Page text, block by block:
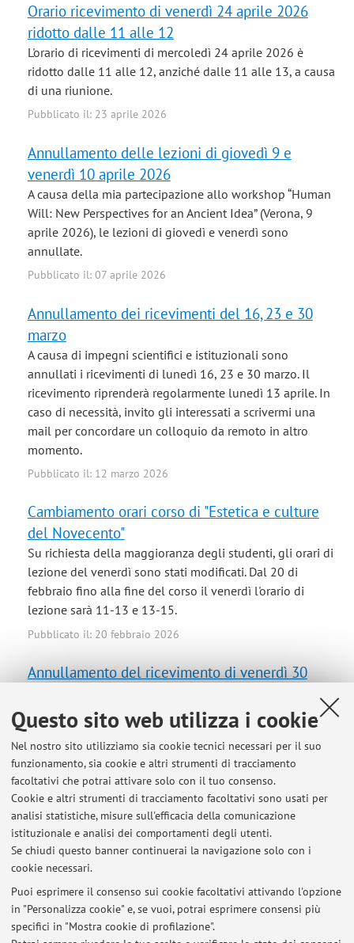
Questo sito web utilizza i cookie
Nel nostro sito utilizziamo sia cookie tecnici necessari per il suo
funzionamento, sia cookie e altri strumenti di tracciamento
facoltativi che potrai attivare solo con il tuo consenso.
Cookie e altri strumenti di tracciamento facoltativi sono usati per
analisi statistiche, misure sull'efficacia della comunicazione
istituzionale e analisi dei comportamenti degli utenti.
Se chiudi questo banner continuerai la navigazione solo con i
cookie necessari.
Puoi esprimere il consenso sui cookie facoltativi attivando l'opzione
in "Personalizza cookie" e, se vuoi, potrai esprimere consensi più
specifici in "Mostra cookie di profilazione".
Orario ricevimento di venerdì 24 aprile 2026
ridotto dalle 11 alle 12
L'orario di ricevimenti di mercoledì 24 aprile 2026 è
ridotto dalle 11 alle 12, anziché dalle 11 alle 13, a causa
di una riunione.
Pubblicato il: 23 aprile 2026
Annullamento delle lezioni di giovedì 9 e
venerdì 10 aprile 2026
A causa della mia partecipazione allo workshop “Human
Will: New Perspectives for an Ancient Idea” (Verona, 9
aprile 2026), le lezioni di giovedì e venerdì sono
annullate.
Pubblicato il: 07 aprile 2026
Annullamento dei ricevimenti del 16, 23 e 30
marzo
A causa di impegni scientifici e istituzionali sono
annullati i ricevimenti di lunedì 16, 23 e 30 marzo. Il
ricevimento riprenderà regolarmente lunedì 13 aprile. In
caso di necessità, invito gli interessati a scrivermi una
mail per concordare un colloquio da remoto in altro
momento.
Pubblicato il: 12 marzo 2026
Cambiamento orari corso di "Estetica e culture
del Novecento"
Su richiesta della maggioranza degli studenti, gli orari di
lezione del venerdì sono stati modificati. Dal 20 di
febbraio fino alla fine del corso il venerdì l'orario di
lezione sarà 11-13 e 13-15.
Pubblicato il: 20 febbraio 2026
Annullamento del ricevimento di venerdì 30
A causa di impegni concomitanti, il ricevimento di venerdì
30 gennaio 2026 è annullato. In caso di necessità è
possibile scrivere una mail al mio indirizzo email.
Pubblicato il: 28 gennaio 2026
Annullamento del ricevimento di venerdì 19
dicembre
A causa della partecipazione a un convegno a Pisa, non
potrò svolgere il ricevimento di venerdì 19 dicembre. In
caso di urgenze è possibile contattarmi via mail. Il
prossimo ricevimento sarà quello di venerdì 9 gennaio.
Pubblicato il: 16 dicembre 2025